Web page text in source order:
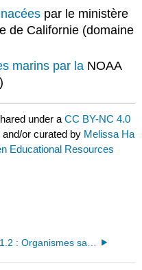
par le ministère
de Californie (domaine
marins par la NOAA
under aCC BY-NC 4.0
or curated by Melissa Ha
Educational Resources